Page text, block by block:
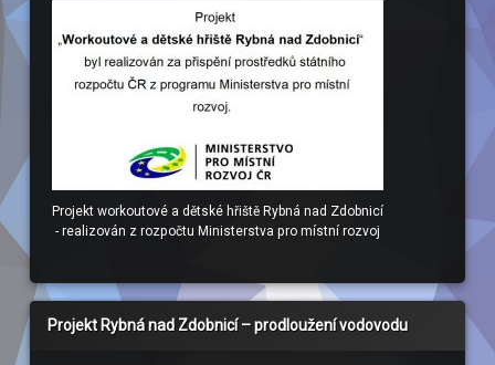
Projekt workoutové a dětské hřiště Rybná nad Zdobnicí
- realizován z rozpočtu Ministerstva pro místní rozvoj
Projekt Rybná nad Zdobnicí – prodloužení vodovodu